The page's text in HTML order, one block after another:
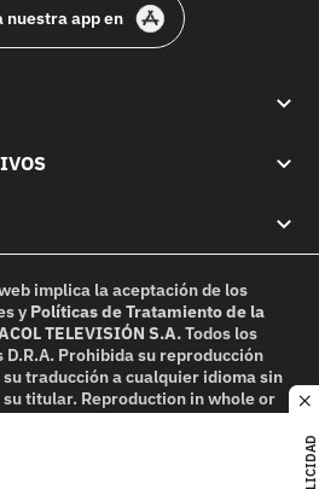
nuestra app en
implica la aceptación de los
y Políticas de Tratamiento de la
TELEVISIÓN S.A.Todos los
D.R.A. Prohibida su reproducción
traducción a cualquier idioma sin
titular. Reproduction in whole or
without written permission is